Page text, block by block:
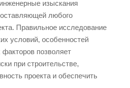
изыскания
любого
Правильное исследование
условий, особенностей
факторов позволяет
при строительстве,
проекта и обеспечить